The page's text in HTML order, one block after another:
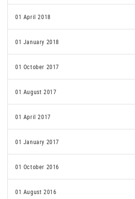
01 April 2018
01 January 2018
01 October 2017
01 August 2017
01 April 2017
01 January 2017
01 October 2016
01 August 2016